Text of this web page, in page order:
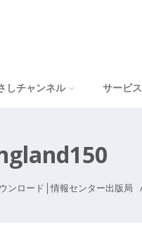
しチャンネル サービス
ンロード│情報センター出版局